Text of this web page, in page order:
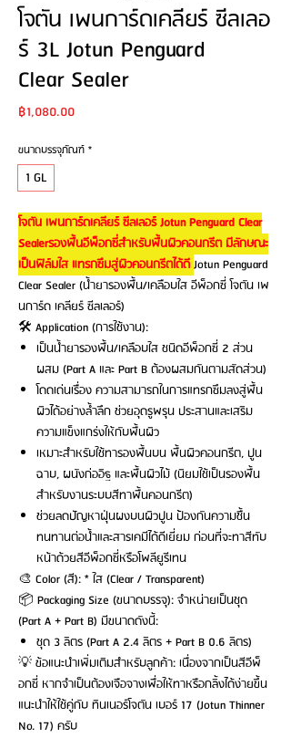
โจตัน เพนการ์ดเคลียร์ ซีลเลอ
ร์ 3L Jotun Penguard
Clear Sealer
฿1,080.00Price
ขนาดบรรจุภัณฑ์ *
1 GL
โจตัน เพนการ์ดเคลียร์ ซีลเลอร์ Jotun Penguard Clear
Sealerรองพื้นอีพ็อกซี่สำหรับพื้นผิวคอนกรีต มีลักษณะ
เป็นฟิล์มใส แทรกซึมสู่ผิวคอนกรีตได้ดีJotun Penguard
Clear Sealer (น้ำยารองพื้น/เคลือบใส อีพ็อกซี่ โจตัน เพ
นการ์ด เคลียร์ ซีลเลอร์)
🛠️ Application (การใช้งาน):
เป็นน้ำยารองพื้น/เคลือบใส ชนิดอีพ็อกซี่ 2 ส่วน
ผสม (Part A และ Part B ต้องผสมกันตามสัดส่วน)
โดดเด่นเรื่อง ความสามารถในการแทรกซึมลงสู่พื้น
ผิวได้อย่างล้ำลึก ช่วยอุดรูพรุน ประสานและเสริม
ความแข็งแกร่งให้กับพื้นผิว
เหมาะสำหรับใช้ทารองพื้นบน พื้นผิวคอนกรีต, ปูน
ฉาบ, ผนังก่ออิฐ และพื้นผิวไม้ (นิยมใช้เป็นรองพื้น
สำหรับงานระบบสีทาพื้นคอนกรีต)
ช่วยลดปัญหาฝุ่นผงบนผิวปูน ป้องกันความชื้น
ทนทานต่อน้ำและสารเคมีได้ดีเยี่ยม ก่อนที่จะทาสีทับ
หน้าด้วยสีอีพ็อกซี่หรือโพลียูรีเทน
🎨 Color (สี): * ใส (Clear / Transparent)
📦 Packaging Size (ขนาดบรรจุ): จำหน่ายเป็นชุด
(Part A + Part B) มีขนาดดังนี้:
ชุด 3 ลิตร (Part A 2.4 ลิตร + Part B 0.6 ลิตร)
💡 ข้อแนะนำเพิ่มเติมสำหรับลูกค้า: เนื่องจากเป็นสีอีพ็
อกซี่ หากจำเป็นต้องเจือจางเพื่อให้ทาหรือกลิ้งได้ง่ายขึ้น
แนะนำให้ใช้คู่กับ ทินเนอร์โจตัน เบอร์ 17 (Jotun Thinner
No. 17) ครับ